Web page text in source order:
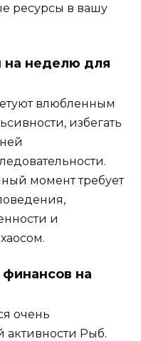
ресурсы в вашу
на неделю для
влюбленным
избегать
момент требует
и
на
очень
активности Рыб.